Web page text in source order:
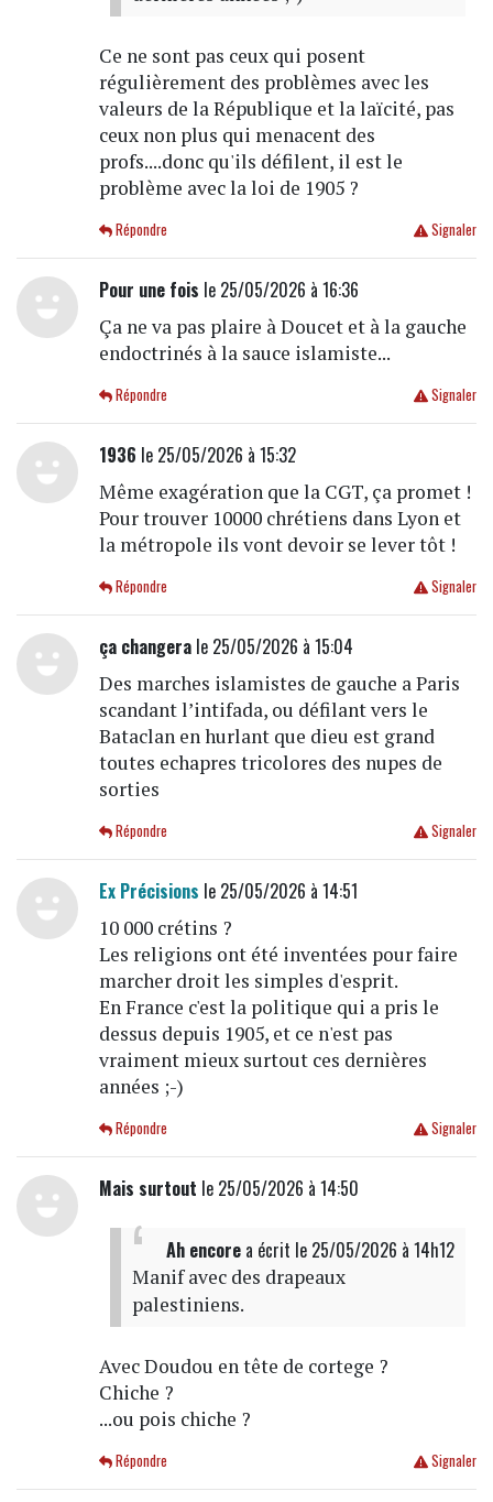
Ce ne sont pas ceux qui posent
régulièrement des problèmes avec les
valeurs de la République et la laïcité, pas
ceux non plus qui menacent des
profs....donc qu'ils défilent, il est le
problème avec la loi de 1905 ?
Signaler
Répondre
Pour une fois le 25/05/2026 à 16:36
Ça ne va pas plaire à Doucet et à la gauche
endoctrinés à la sauce islamiste...
Signaler
Répondre
1936 le 25/05/2026 à 15:32
Même exagération que la CGT, ça promet !
Pour trouver 10000 chrétiens dans Lyon et
la métropole ils vont devoir se lever tôt !
Signaler
Répondre
ça changerale 25/05/2026 à 15:04
Des marches islamistes de gauche a Paris
scandant l’intifada, ou défilant vers le
Bataclan en hurlant que dieu est grand
toutes echapres tricolores des nupes de
sorties
Signaler
Répondre
Ex Précisions le 25/05/2026 à 14:51
10 000 crétins ?
Les religions ont été inventées pour faire
marcher droit les simples d'esprit.
En France c'est la politique qui a pris le
dessus depuis 1905, et ce n'est pas
vraiment mieux surtout ces dernières
années ;-)
Signaler
Répondre
Mais surtout le 25/05/2026 à 14:50
Ah encorea écrit le 25/05/2026 à 14h12
Manif avec des drapeaux
palestiniens.
Avec Doudou en tête de cortege ?
Chiche ?
...ou pois chiche ?
Signaler
Répondre